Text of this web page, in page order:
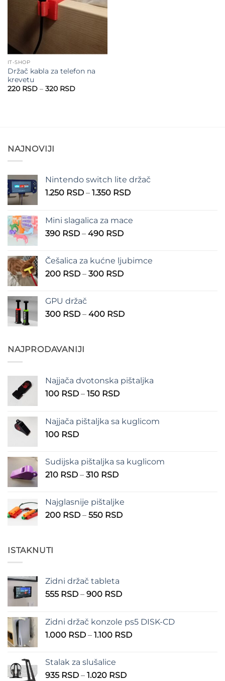
IT-SHOP
Držač kabla za telefon na
krevetu
220 RSD – 320 RSDRaspon
NAJNOVIJI
Nintendo switch lite držač
1.250 RSD – 1.350 RSDRaspon
1.250 RSD
Mini slagalica za mace
390 RSD – 490 RSDRaspon
390 RSD
do
Češalica za kućne ljubimce
200 RSD – 300 RSDRaspon
do
GPU držač
300 RSD – 400 RSDRaspon
NAJPRODAVANIJI
Najjača dvotonska pištaljka
100 RSD – 150 RSDRaspon
100 RSD
Najjača pištaljka sa kuglicom
100 RSD
Sudijska pištaljka sa kuglicom
210 RSD – 310 RSDRaspon
210 RSD
do
Najglasnije pištaljke
200 RSD – 550 RSDRaspon
ISTAKNUTI
Zidni držač tableta
555 RSD – 900 RSDRaspon
555 RSD
do
Zidni držač konzole ps5 DISK-CD
1.000 RSD – 1.100 RSDRaspon
Stalak za slušalice
935 RSD – 1.020 RSDRaspon